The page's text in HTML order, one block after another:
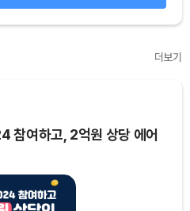
더보기
여하고, 2억원 상당 에어